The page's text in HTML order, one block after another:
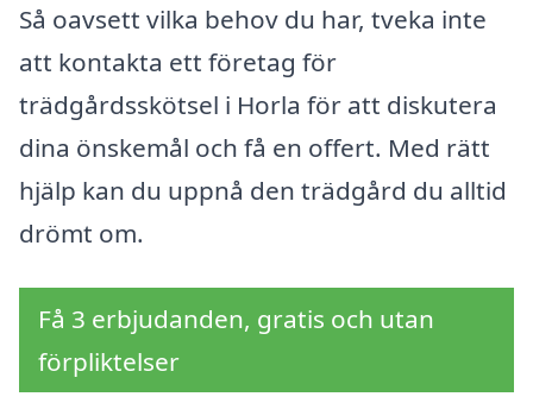
Så oavsett vilka behov du har, tveka inte
att kontakta ett företag för
trädgårdsskötsel i Horla för att diskutera
dina önskemål och få en offert. Med rätt
hjälp kan du uppnå den trädgård du alltid
drömt om.
Få 3 erbjudanden, gratis och utan
förpliktelser